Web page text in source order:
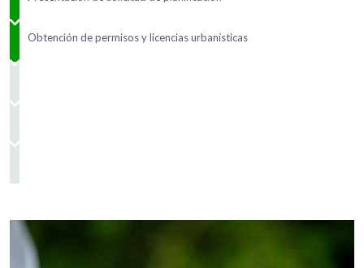
Obtención de permisos y licencias urbanísticas